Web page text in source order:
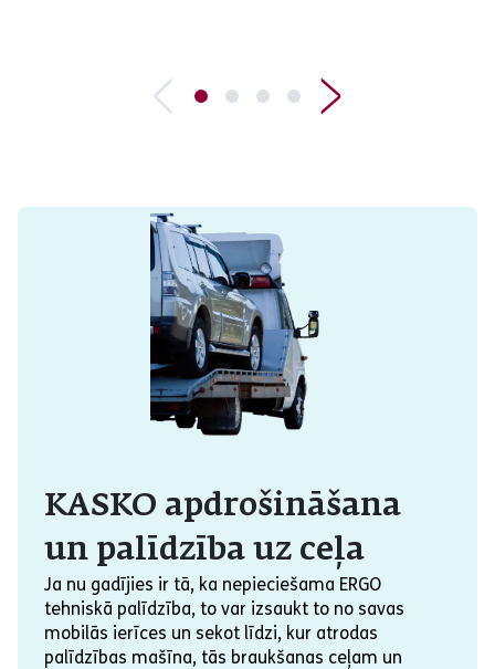
KASKO apdrošināšana
un palīdzība uz ceļa
Ja nu gadījies ir tā, ka nepieciešama ERGO
tehniskā palīdzība, to var izsaukt to no savas
mobilās ierīces un sekot līdzi, kur atrodas
palīdzības mašīna, tās braukšanas ceļam un